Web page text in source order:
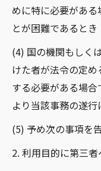
めに特に必要があ
とが困難であるとき
(4) 国の機関もしく
けた者が法令の定
する必要がある場
より当該事務の遂
(5) 予め次の事項を
2. 利用目的に第三